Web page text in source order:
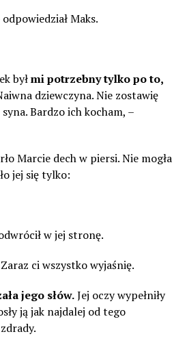
Maks.
byłmi potrzebny tylko po to,
dziewczyna. Nie zostawię
Bardzo ich kocham, –
Marcie dech w piersi. Nie mogła
jej się tylko:
w jej stronę.
ci wszystko wyjaśnię.
jego słów.Jej oczy wypełniły
ją jak najdalej od tego